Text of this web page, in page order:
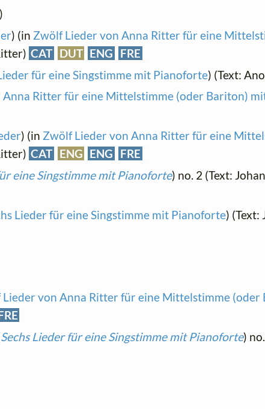
) (in Zwölf Lieder von Anna Ritter für eine
CAT DUT ENG
FRE
für eine Singstimme mit Pianoforte) (Text:
Ritter für eine Mittelstimme (oder Bariton)
) (in Zwölf Lieder von Anna Ritter für eine
CAT ENG ENG
FRE
eine Singstimme mit Pianoforte) no. 2 (Text:
Lieder für eine Singstimme mit Pianoforte) (Text:
von Anna Ritter für eine Mittelstimme (oder
Sechs Lieder für eine Singstimme mit Pianoforte)